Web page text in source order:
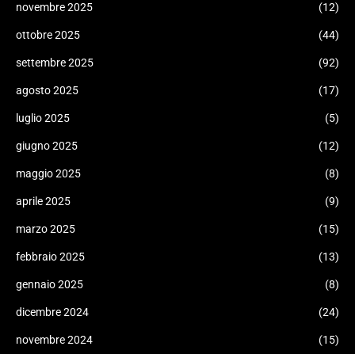
novembre 2025 (12)
ottobre 2025 (44)
settembre 2025 (92)
agosto 2025 (17)
luglio 2025 (5)
giugno 2025 (12)
maggio 2025 (8)
aprile 2025 (9)
marzo 2025 (15)
febbraio 2025 (13)
gennaio 2025 (8)
dicembre 2024 (24)
novembre 2024 (15)